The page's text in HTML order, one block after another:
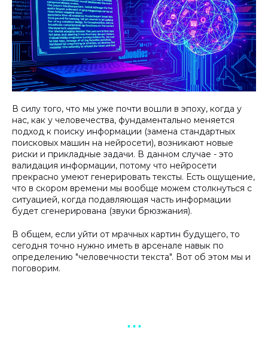
В силу того, что мы уже почти вошли в эпоху, когда у
нас, как у человечества, фундаментально меняется
подход к поиску информации (замена стандартных
поисковых машин на нейросети), возникают новые
риски и прикладные задачи. В данном случае - это
валидация информации, потому что нейросети
прекрасно умеют генерировать тексты. Есть ощущение,
что в скором времени мы вообще можем столкнуться с
ситуацией, когда подавляющая часть информации
будет сгенерирована (звуки брюзжания).
В общем, если уйти от мрачных картин будущего, то
сегодня точно нужно иметь в арсенале навык по
определению "человечности текста". Вот об этом мы и
поговорим.
▪︎ ▪︎ ▪︎